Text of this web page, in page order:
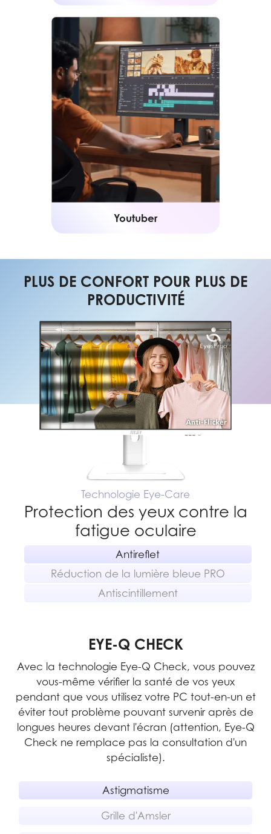
Youtuber
PLUS DE CONFORT POUR PLUS DE
PRODUCTIVITÉ
Technologie Eye-Care
Protection des yeux contre la
fatigue oculaire
Antireflet
Réduction de la lumière bleue PRO
Antiscintillement
EYE-Q CHECK
Avec la technologie Eye-Q Check, vous pouvez
vous-même vérifier la santé de vos yeux
pendant que vous utilisez votre PC tout-en-un et
éviter tout problème pouvant survenir après de
longues heures devant l'écran (attention, Eye-Q
Check ne remplace pas la consultation d'un
spécialiste).
Astigmatisme
Grille d'Amsler